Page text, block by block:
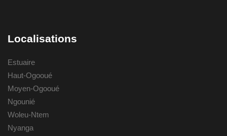
Localisations
Estuaire
Haut-Ogooué
Moyen-Ogooué
Ngounié
Woleu-Ntem
Nyanga